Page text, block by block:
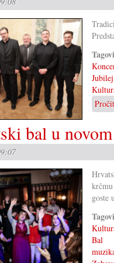
Jubilej
bal u
goste
Bal